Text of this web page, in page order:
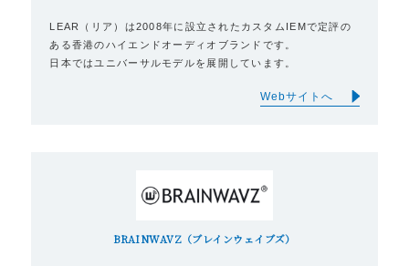
LEAR（リア）は2008年に設立されたカスタムIEMで定評の
ある香港のハイエンドオーディオブランドです。
日本ではユニバーサルモデルを展開しています。
Webサイトへ
BRAINWAVZ（ブレインウェイブズ）